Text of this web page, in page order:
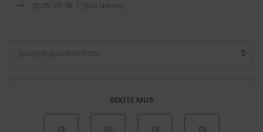
2025-01-19 Nuo admin
SEKITE MUS